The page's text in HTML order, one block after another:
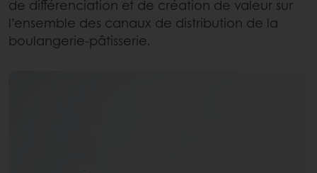
de différenciation et de création de valeur sur
l’ensemble des canaux de distribution de la
boulangerie-pâtisserie.